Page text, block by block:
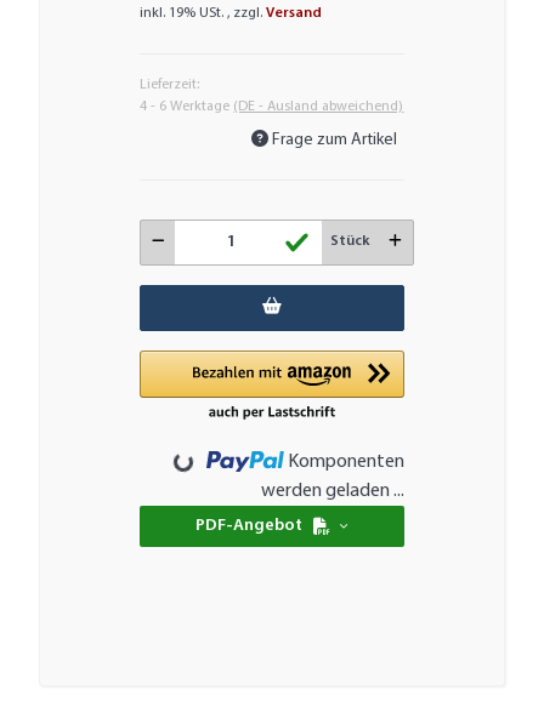
inkl. 19% USt. , zzgl.Versand
Lieferzeit:
4 - 6 Werktage (DE - Ausland abweichend)
Frage zum Artikel
Stück
Loading...
Komponenten
werden geladen ...
PDF-Angebot